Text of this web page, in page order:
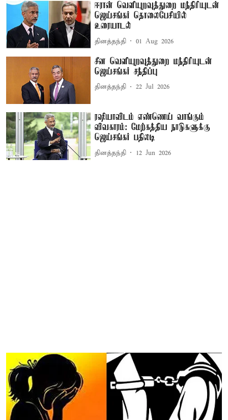
ஈரான் வெளியுறவுத்துறை மந்திரியுடன்
ஜெய்சங்கர் தொலைபேசியில்
உரையாடல்
தினத்தந்தி 01 Aug 2026
சீன வெளியுறவுத்துறை மந்திரியுடன்
ஜெய்சங்கர் சந்திப்பு
தினத்தந்தி 22 Jul 2026
ரஷியாவிடம் எண்ணெய் வாங்கும்
விவகாரம்: மேற்கத்திய நாடுகளுக்கு
ஜெய்சங்கர் பதிலடி
தினத்தந்தி 12 Jun 2026